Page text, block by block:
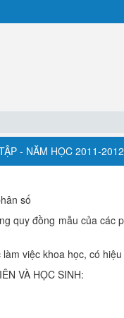
- NĂM HỌC 2011-2012
số
quy đồng mẫu của các
việc khoa học, có
VÀ HỌC SINH: